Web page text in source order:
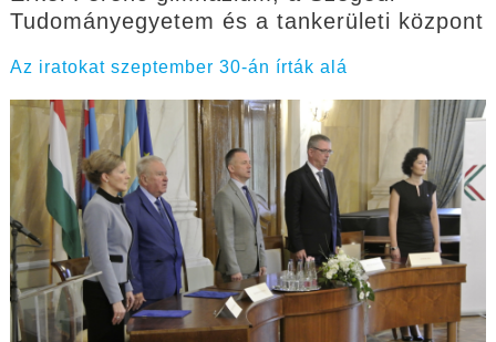
Tudományegyetem és a tankerületi központ
Az iratokat szeptember 30-án írták alá